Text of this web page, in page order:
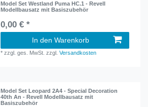
Model Set Westland Puma HC.1 - Revell
Modellbausatz mit Basiszubehör
0,00 € *
In den Warenkorb
*zzgl. ges. MwSt. zzgl.Versandkosten
Model Set Leopard 2A4 - Special Decoration
40th An - Revell Modellbausatz mit
Basiszubehör